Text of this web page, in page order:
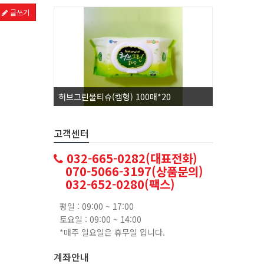
글쓰기
허브그린물티슈(캡형) 100매*20
고객센터
032-665-0282(대표전화)
070-5066-3197(상품문의)
032-652-0280(팩스)
평일 : 09:00 ~ 17:00
토요일 : 09:00 ~ 14:00
*매주 일요일은 휴무일 입니다.
계좌안내